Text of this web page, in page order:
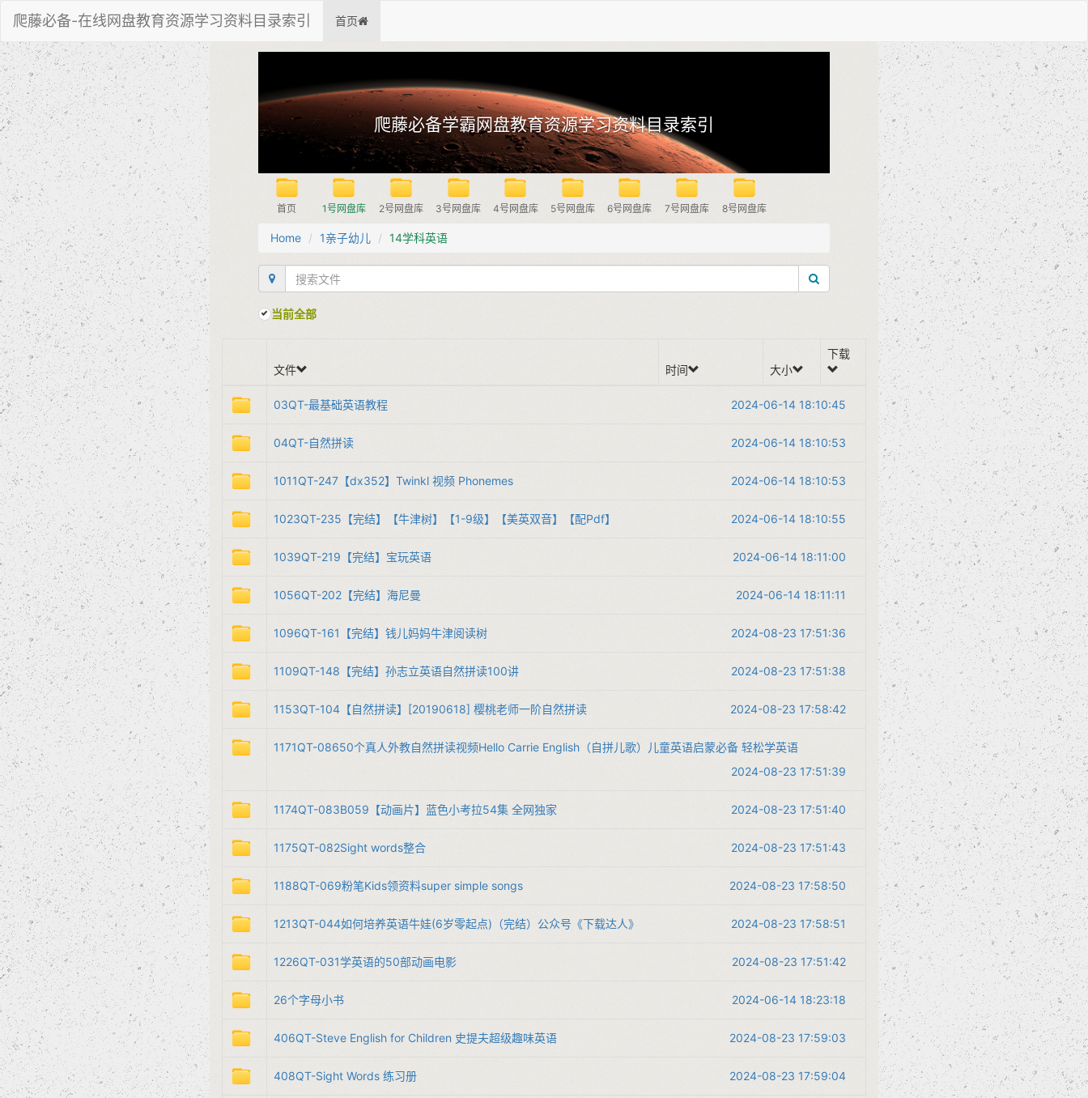
爬藤必备-在线网盘教育资源学习资料目录索引 首页
爬藤必备学霸网盘教育资源学习资料目录索引
首页 1号网盘库 2号网盘库 3号网盘库 4号网盘库 5号网盘库 6号网盘库 7号网盘库 8号网盘库
Home 1亲子幼儿 14学科英语
当前全部
文件 时间 大小
下载
03QT-最基础英语教程 2024-06-14 18:10:45
04QT-自然拼读 2024-06-14 18:10:53
1011QT-​247​​【dx352】Twinkl 视频 Phonemes​ 2024-06-14 18:10:53
1023QT-​235​​【完结】【牛津树】【1-9级】【美英双音】【配Pdf】​ 2024-06-14 18:10:55
1039QT-​219​​【完结】宝玩英语​ 2024-06-14 18:11:00
1056QT-​202​​【完结】海尼曼​ 2024-06-14 18:11:11
1096QT-​161​​【完结】钱儿妈妈牛津阅读树​ 2024-08-23 17:51:36
1109QT-​148​​【完结】孙志立英语自然拼读100讲​ 2024-08-23 17:51:38
1153QT-​104​​【自然拼读】[20190618] 樱桃老师一阶自然拼读​ 2024-08-23 17:58:42
1171QT-​086​​50个真人外教自然拼读视频Hello Carrie English（自拼儿歌）儿童英语启蒙必备 轻松学英语​
2024-08-23 17:51:39
1174QT-​083​​B059【动画片】蓝色小考拉54集 全网独家​ 2024-08-23 17:51:40
1175QT-​082​​Sight words整合​ 2024-08-23 17:51:43
1188QT-​069​​粉笔Kids领资料super simple songs​ 2024-08-23 17:58:50
1213QT-​044​​如何培养英语牛娃(6岁零起点)（完结）公众号《下载达人》​ 2024-08-23 17:58:51
1226QT-​031​​学英语的50部动画电影​ 2024-08-23 17:51:42
26个字母小书 2024-06-14 18:23:18
406QT-Steve English for Children 史提夫超级趣味英语 2024-08-23 17:59:03
408QT-Sight Words 练习册 2024-08-23 17:59:04